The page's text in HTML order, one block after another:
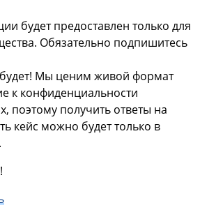
будет предоставлен только для
Обязательно подпишитесь
Мы ценим живой формат
к конфиденциальности
поэтому получить ответы на
кейс можно будет только в